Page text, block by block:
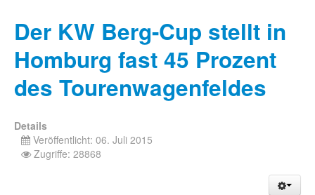
Der KW Berg-Cup stellt in
Homburg fast 45 Prozent
des Tourenwagenfeldes
Details
Veröffentlicht: 06. Juli 2015
Zugriffe: 28868